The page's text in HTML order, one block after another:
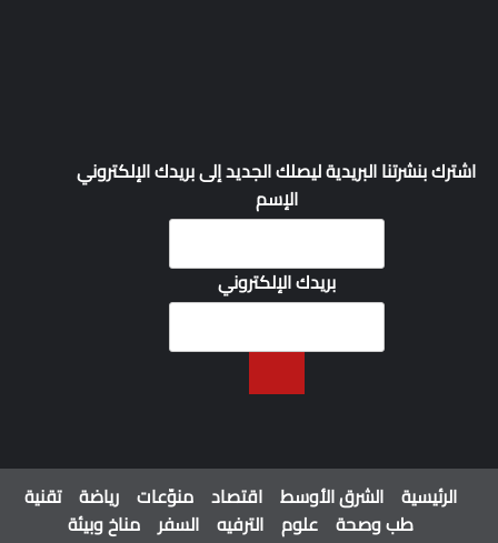
اشترك بنشرتنا البريدية ليصلك الجديد إلى بريدك الإلكتروني
الإسم
بريدك الإلكتروني
الرئيسية الشرق الأوسط اقتصاد منوّعات رياضة تقنية
طب وصحة علوم الترفيه السفر مناخ وبيئة